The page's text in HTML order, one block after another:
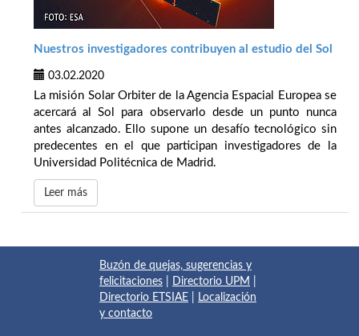
Nuestros investigadores contribuyen al estudio del Sol
03.02.2020
La misión Solar Orbiter de la Agencia Espacial Europea se
acercará al Sol para observarlo desde un punto nunca
antes alcanzado. Ello supone un desafío tecnológico sin
predecentes en el que participan investigadores de la
Universidad Politécnica de Madrid.
Leer más
Buzón de quejas, sugerencias y
felicitaciones
Directorio UPM
Directorio ETSIAE
Localización
y contacto